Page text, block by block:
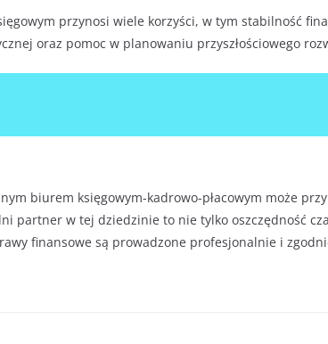
przynosi wiele korzyści, w tym stabilność
oraz pomoc w planowaniu przyszłościowego
biurem księgowym-kadrowo-płacowym może
partner w tej dziedzinie to nie tylko oszczędność
finansowe są prowadzone profesjonalnie i